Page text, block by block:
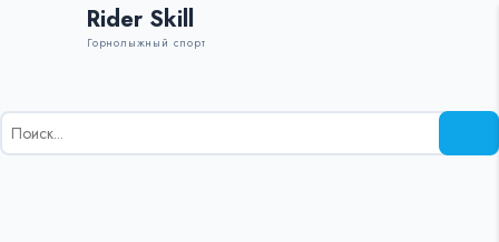
Rider Skill
Горнолыжный спорт
Результаты
поиска